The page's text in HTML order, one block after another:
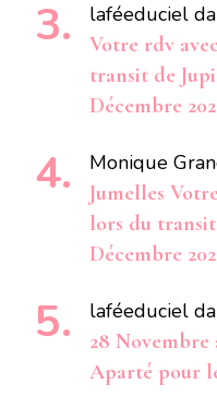
laféeduciel
Votre rdv
transit de
Décembre
Monique
Jumelles
lors du
Décembre
laféeduciel
28 Novembre
Aparté pour